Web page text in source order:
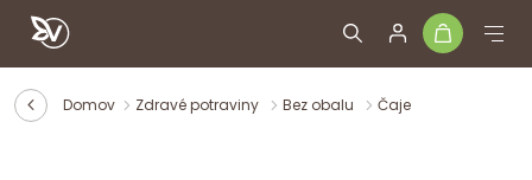
Domov Zdravé potraviny Bez obalu Čaje